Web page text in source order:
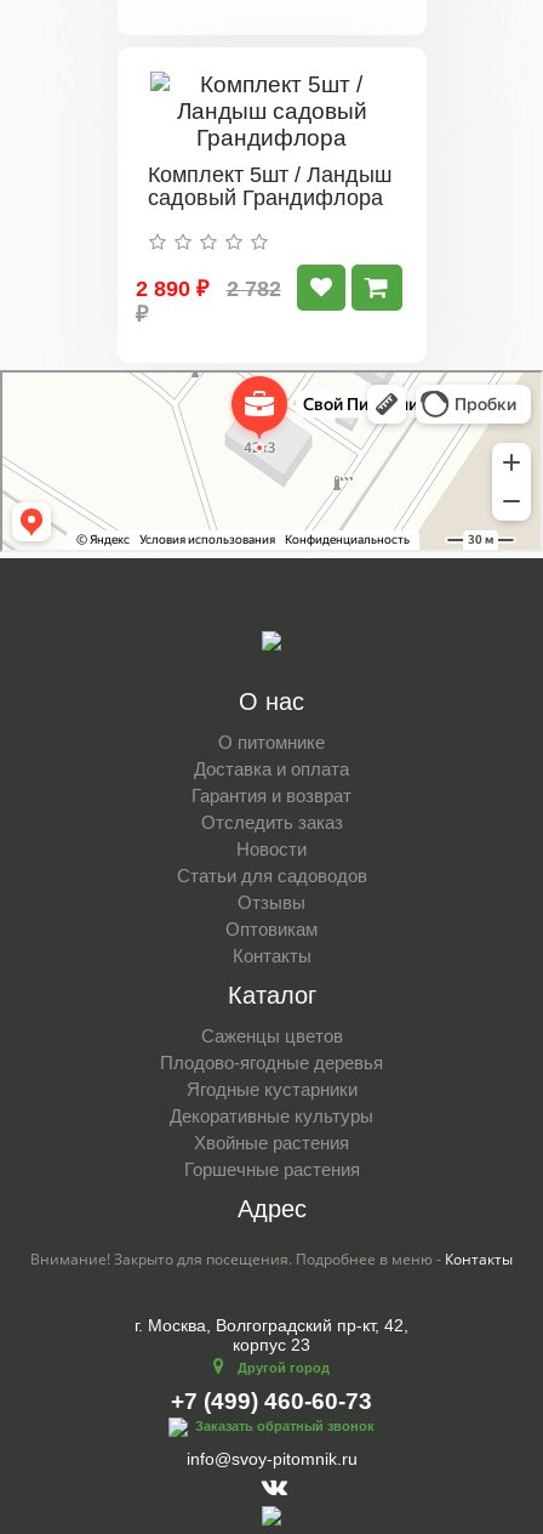
Комплект 5шт / Ландыш
садовый Грандифлора
2 890 ₽
2 782
₽
Свой Питомник
Питомник растений в Москве
Садовый центр в Москве
О нас
О питомнике
Доставка и оплата
Гарантия и возврат
Отследить заказ
Новости
Статьи для садоводов
Отзывы
Оптовикам
Контакты
Каталог
Саженцы цветов
Плодово-ягодные деревья
Ягодные кустарники
Декоративные культуры
Хвойные растения
Горшечные растения
Адрес
Внимание! Закрыто для посещения. Подробнее в меню - Контакты
г. Москва, Волгоградский пр-кт, 42,
корпус 23
Другой город
+7 (499) 460-60-73
Заказать обратный звонок
info@svoy-pitomnik.ru